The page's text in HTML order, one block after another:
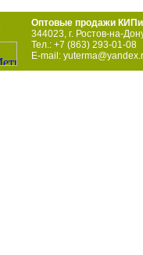
Оптовые продажи
344023, г. Ростов-на-
Тел.: +7 (863) 293-01-08
E-mail: